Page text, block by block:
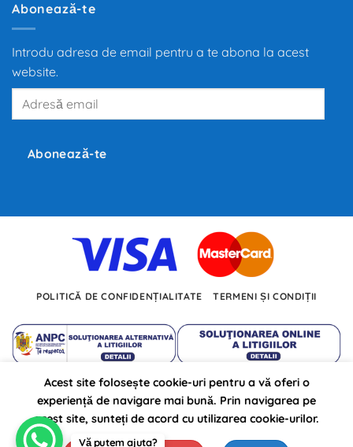
redefinește
dezvoltarea
tehnologii.
Abonează-te
Introdu adresa de email pentru a te abona la acest
website.
Adresă
Abonează-te
POLITICĂ DE CONFIDENȚIALITATE TERMENI ȘI CONDIȚII
Autojarpiesa.ro propulsat pe anul 2026 ©
de: BursaSite
Vă putem ajuta?
Acest site folosește cookie-uri pentru a vă oferi o
experiență de navigare mai bună. Prin navigarea pe
acest site, sunteți de acord cu utilizarea cookie-urilor.